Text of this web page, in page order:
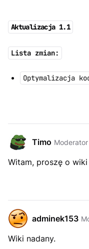
Aktualizacja 1.1
Lista zmian:
Optymalizacja
Timo
Witam, proszę o
adminek153
Wiki nadany.